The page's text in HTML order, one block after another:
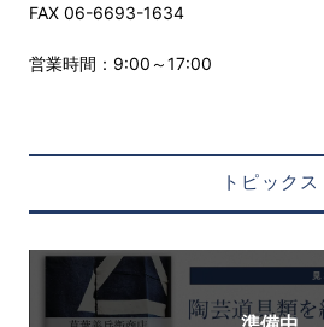
FAX 06-6693-1634
営業時間：9:00～17:00
トピックス